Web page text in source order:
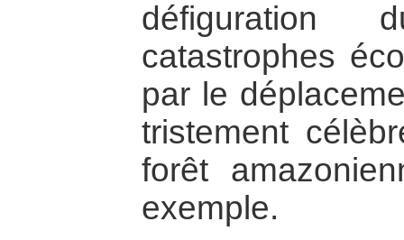
défiguration
catastrophes
par le
tristement
forêt
exemple.